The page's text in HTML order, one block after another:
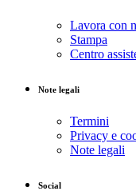
Lavora con
Stampa
Centro
Note legali
Termini
Privacy e
Note legali
Social